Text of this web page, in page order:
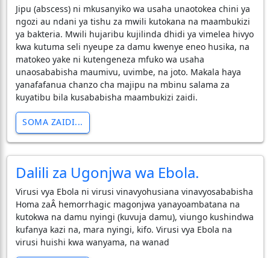
​Jipu (abscess) ni mkusanyiko wa usaha unaotokea chini ya
ngozi au ndani ya tishu za mwili kutokana na maambukizi
ya bakteria. Mwili hujaribu kujilinda dhidi ya vimelea hivyo
kwa kutuma seli nyeupe za damu kwenye eneo husika, na
matokeo yake ni kutengeneza mfuko wa usaha
unaosababisha maumivu, uvimbe, na joto. Makala haya
yanafafanua chanzo cha majipu na mbinu salama za
kuyatibu bila kusababisha maambukizi zaidi.
SOMA ZAIDI...
Dalili za Ugonjwa wa Ebola.
Virusi vya Ebola ni virusi vinavyohusiana vinavyosababisha
Homa zaÂ hemorrhagic magonjwa yanayoambatana na
kutokwa na damu nyingi (kuvuja damu), viungo kushindwa
kufanya kazi na, mara nyingi, kifo. Virusi vya Ebola na
virusi huishi kwa wanyama, na wanad